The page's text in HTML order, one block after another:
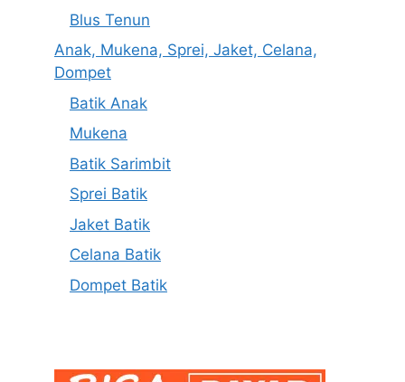
Blus Tenun
Anak, Mukena, Sprei, Jaket, Celana,
Dompet
Batik Anak
Mukena
Batik Sarimbit
Sprei Batik
Jaket Batik
Celana Batik
Dompet Batik